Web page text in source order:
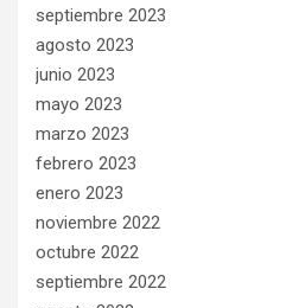
septiembre 2023
agosto 2023
junio 2023
mayo 2023
marzo 2023
febrero 2023
enero 2023
noviembre 2022
octubre 2022
septiembre 2022